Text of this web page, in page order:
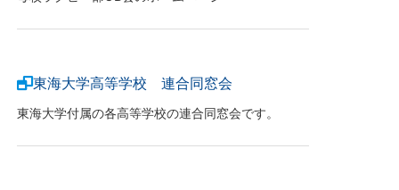
東海大学高等学校 連合同窓会
東海大学付属の各高等学校の連合同窓会です。